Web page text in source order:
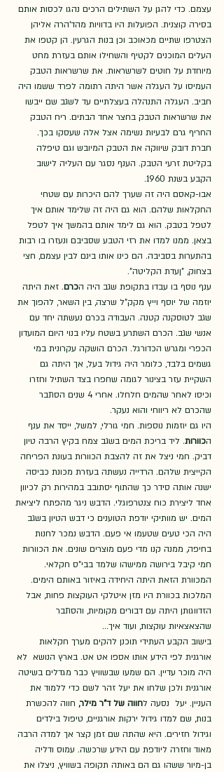
עצמם. כדי להגן על השתילים הרכים נהגו לכסות אותם
בסירה קוצנית. הפועלות היו בדוויות מהד'הרה אליהן
הצטרפו שתיים מכאוכב וכן בנות הגרעין. הן קטפו את
העלים המוכנים לקטיף והשחילו אותם בעזרת מחט
מיוחדת על חוטים לשרשראות. את שרשראות הטבק
העמיסו על העגלה אשר היתה רתומה לפרד ששמו היה
חביב. העגלה התנהלה בעצלתיים עד לשגב שם ייבשו
את שרשראות הטבק בחצר אחד הבתים. ריח הטבק
החריף גרם לבעיות נשימה אצל אלה שעסקו בכך.
חברת דובק שיווקה את הטבק המיובש וגם טיפלה
בקליטת זרעי הטבק. הענף נסגר עם העליה לישוב
הקבע בשנת 1960.
אבו-קאסם היה זה שערך להם היכרות עם שטחי
החקלאות שלהם. הוא גם היה זה שלימד אותם איך
לטפל בטבק. הוא גם לימד אותם בהמשך איך לטפל
בצאן. ממנו למדו את רזי הטבע שסביבם ונעזרו בו רבות
בהתערות בסביבה. הם כינו אותו בינם לבין עצמם, חצי
בצחוק, "ןעדת הקליטה".
ענף נוסף בו עבדו בתקופת שגב היה הכרם. זאת היתה
יוזמה של יוסף וייץ מקק"ל שרצה, בין השאר, להפוך את
שגב לטוסקנה קטנה. העבודה בכרם נעשתה יחד עם
אנשי שגב. הכרם השתרע בשטח עליו בנוי היום המועדון
הכפרי ומגרש הכדורגל. הכרם הושקה עקרונית במי
גשמים בלבד, כלומר היה גידול בעל, אך היתה גם
השקיית עזר בצינור לגומה שחפרו בצד השתיל וחזרו
וכיסו לאחר שהמים חלחלו. אחרי 4 שנים הסתבר
שהכרם לא ריווחי והוא נעקר.
היו גם יוזמות נוספות. חמי גורלי, למשל, ייסד את ענף
הכוורות. ליד בריכת המים בשגב צמח בקיץ הרבה טיון
דביק. חמי ניצל את זה להצבת הכוורות בעונת הפריחה
הקייצית שלהם. הרדייה נעשתה בעזרת מכונת כביסה
ישנה אותה סידר כך שהתוף יסתובב במהירות רק לכיוון
אחד ליצירת כוח צנטרפוגלי. הדבש ניגר מהפתח ליציאת
המים. יש מוותיקי יודפת הטוענים כי דבש הטיון בשגב
היה הכי טעים שטעמו אי פעם. הדבש נמכר לחנות
בחיפה, ממנה קנו מדי פעם מוצרים שונים. את הכוורות
חמי קיבל בירושה ממישהו שלמד בבי"ס חקלאי.
המכוורת הזאת היתה היחידה באיזור באותם הימים.
המלכות בכוורת היו מזן איטלקי העוקצות פחות, אבל
הזדווגותן היתה עם דבורים מקומיות, והסתבר
שהצאצאיות עוקצות, ועוד איך...
בישוב הקבע העתידי תוכנן להקים מערך חקלאות
אורגנית לפי הידע אותו אספו אט אט. בארץ הנושא  לא
היה מוכר עדיין. הם שמעו שבשוויץ כבר מגדלים בשיטה
אורגנית ולכן שלחו את יעל זהר לשם כדי ללמוד את
העניין. יעל  נסעה לחווה של ד"ר מילר, חווה להכשרת
בנות, שם למדו גידול ירקות אורגניים, טיפול בילדים
וגידול חזירים. היא שהתה שם זמן קצר אך למדה הרבה
מאוד וחזרה ליודפת עם הידע שרכשה. עמוס ודליה
בן-מיור ששהו גם הם באותה תקופה בשוויץ, ניצלו את